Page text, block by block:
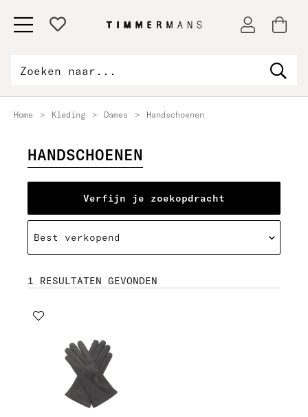
Home > Kleding > Dames > Handschoenen
HANDSCHOENEN
Verfijn je zoekopdracht
Maat
1 RESULTATEN GEVONDEN